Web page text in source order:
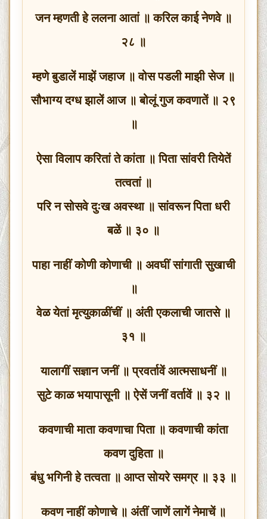
जन म्हणती हे ललना आतां ॥ करिल काई नेणवे ॥
२८ ॥
म्हणे बुडालें माझें जहाज ॥ वोस पडली माझी सेज ॥
सौभाग्य दग्ध झालें आज ॥ बोलूं गुज कवणातें ॥ २९
॥
ऐसा विलाप करितां ते कांता ॥ पिता सांवरी तियेतें
तत्वतां ॥
परि न सोसवे दुःख अवस्था ॥ सांवरून पिता धरी
बळें ॥ ३० ॥
पाहा नाहीं कोणी कोणाची ॥ अवघीं सांगाती सुखाची
॥
वेळ येतां मृत्युकाळींचीं ॥ अंती एकलाची जातसे ॥
३१ ॥
यालागीं सज्ञान जनीं ॥ प्रवर्तावें आत्मसाधनीं ॥
सुटे काळ भयापासूनी ॥ ऐसें जनीं वर्तावें ॥ ३२ ॥
कवणाची माता कवणाचा पिता ॥ कवणाची कांता
कवण दुहिता ॥
बंधु भगिनी हे तत्वता ॥ आप्त सोयरे समग्र ॥ ३३ ॥
कवण नाहीं कोणाचे ॥ अंतीं जाणें लागें नेमाचें ॥